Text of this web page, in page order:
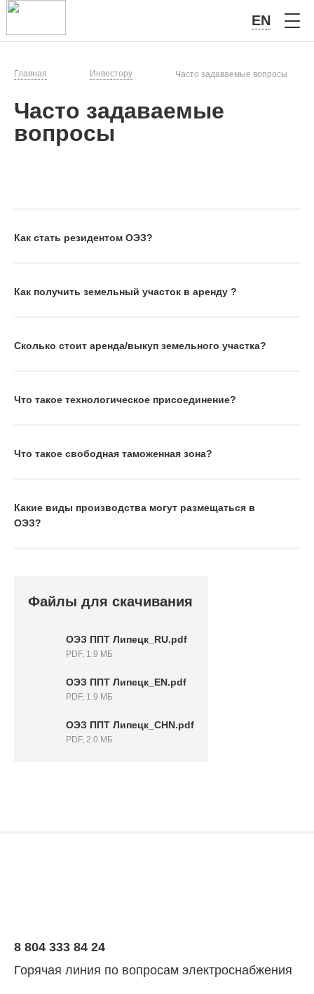
EN
Главная Инвестору Часто задаваемые вопросы
Часто задаваемые
вопросы
Как стать резидентом ОЭЗ?
Как получить земельный участок в аренду ?
Сколько стоит аренда/выкуп земельного участка?
Что такое технологическое присоединение?
Что такое свободная таможенная зона?
Какие виды производства могут размещаться в
ОЭЗ?
Файлы для скачивания
ОЭЗ ППТ Липецк_RU.pdf
PDF, 1.9 МБ
ОЭЗ ППТ Липецк_EN.pdf
PDF, 1.9 МБ
ОЭЗ ППТ Липецк_CHN.pdf
PDF, 2.0 МБ
8 804 333 84 24
Горячая линия по вопросам электроснабжения